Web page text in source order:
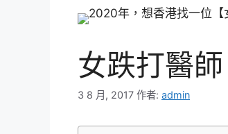
女跌打醫師
3 8 月, 2017 作者: admin